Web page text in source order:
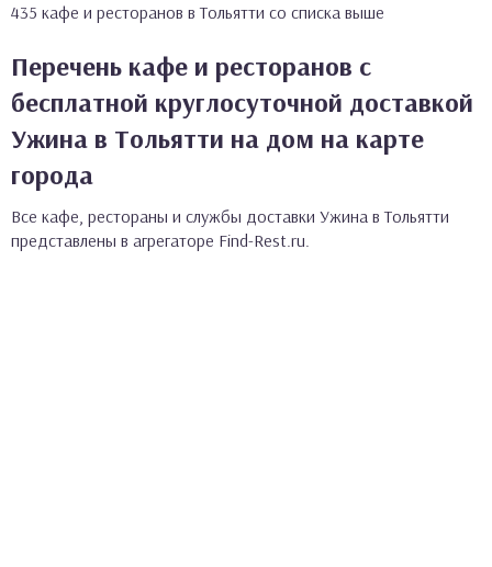
435 кафе и ресторанов в Тольятти со списка выше
Перечень кафе и ресторанов с
бесплатной круглосуточной доставкой
Ужина в Тольятти на дом на карте
города
Все кафе, рестораны и службы доставки Ужина в Тольятти
представлены в агрегаторе Find-Rest.ru.